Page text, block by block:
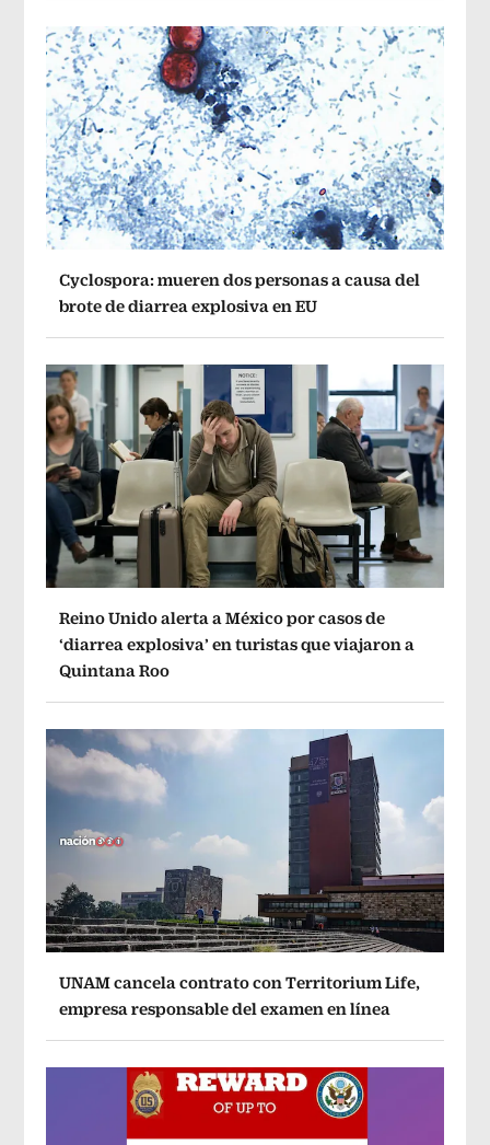
Cyclospora: mueren dos personas a causa del
brote de diarrea explosiva en EU
Reino Unido alerta a México por casos de
‘diarrea explosiva’ en turistas que viajaron a
Quintana Roo
UNAM cancela contrato con Territorium Life,
empresa responsable del examen en línea